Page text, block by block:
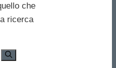
che
ricerca